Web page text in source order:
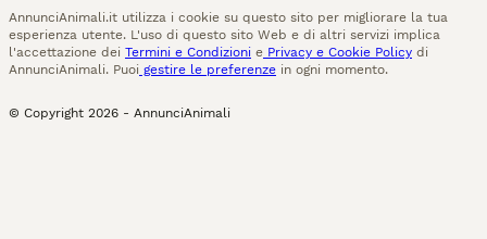
AnnunciAnimali.it utilizza i cookie su questo sito per migliorare la tua
esperienza utente. L'uso di questo sito Web e di altri servizi implica
l'accettazione dei Termini e Condizioni e Privacy e Cookie Policy di
AnnunciAnimali. Puoi gestire le preferenze in ogni momento.
© Copyright 2026 - AnnunciAnimali